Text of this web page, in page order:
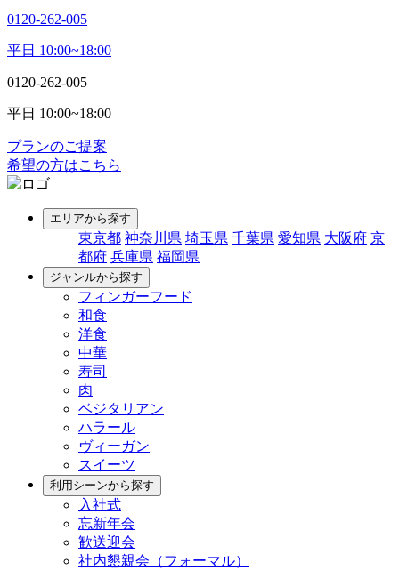
0120-262-005
平日 10:00~18:00
0120-262-005
平日 10:00~18:00
プランのご提案
希望の方はこちら
エリアから探す
東京都 神奈川県 埼玉県 千葉県 愛知県 大阪府 京
都府 兵庫県 福岡県
ジャンルから探す
フィンガーフード
和食
洋食
中華
寿司
肉
ベジタリアン
ハラール
ヴィーガン
スイーツ
利用シーンから探す
入社式
忘新年会
歓送迎会
社内懇親会（フォーマル）